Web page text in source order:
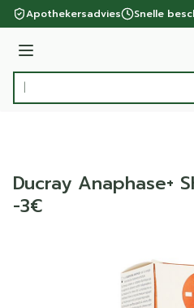
Ga naar de inhoud
Apothekersadvies Snelle
Menu
Product, merk, categorie...
Ducray Anaphase+
-3€